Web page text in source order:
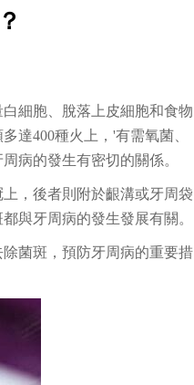
細胞、脫落上皮細胞和食物
達400種火上，'有需氧菌、
病的發生有密切的關係。
，後者則附於齦溝或牙周袋
與牙周病的發生發展有關。
菌斑，預防牙周病的重要措